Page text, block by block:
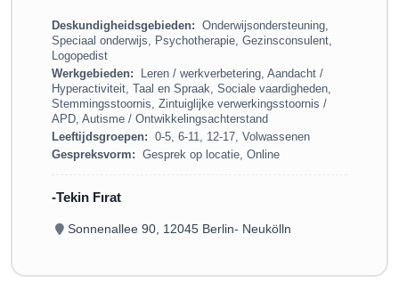
Deskundigheidsgebieden: Onderwijsondersteuning,
Speciaal onderwijs, Psychotherapie, Gezinsconsulent,
Logopedist
Werkgebieden:
Leren / werkverbetering, Aandacht /
Hyperactiviteit, Taal en Spraak, Sociale vaardigheden,
Stemmingsstoornis, Zintuiglijke verwerkingsstoornis /
APD, Autisme / Ontwikkelingsachterstand
Leeftijdsgroepen: 0-5, 6-11, 12-17, Volwassenen
Gespreksvorm: Gesprek op locatie, Online
Tekin Fırat
Sonnenallee 90, 12045 Berlin- Neukölln